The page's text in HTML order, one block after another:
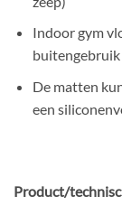
Indoor gym
buitengebruik
De matten
een
Product/